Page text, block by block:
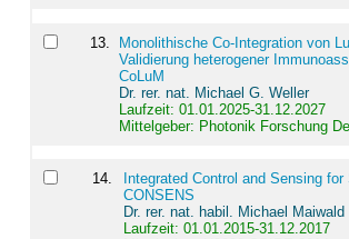
13.
Monolithische Co-Integration von
Validierung heterogener
CoLuM
Dr. rer. nat. Michael G. Weller
Laufzeit: 01.01.2025-31.12.2027
Mittelgeber: Photonik Forschung
14.
Integrated Control and Sensing
CONSENS
Dr. rer. nat. habil. Michael Maiwald
Laufzeit: 01.01.2015-31.12.2017